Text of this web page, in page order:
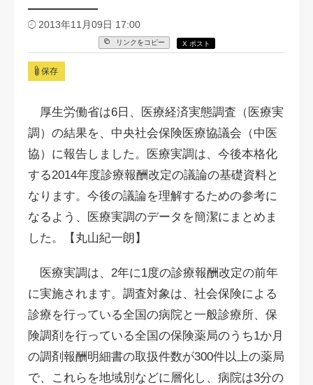
2013年11月09日 17:00
リンクをコピー X ポスト
保存
厚生労働省は6日、医療経済実態調査（医療実
調）の結果を、中央社会保険医療協議会（中医
協）に報告しました。医療実調は、今後本格化
する2014年度診療報酬改定の議論の基礎資料と
なります。今後の議論を理解するための参考に
なるよう、医療実調のデータを簡潔にまとめま
した。【丸山紀一朗】
医療実調は、2年に1度の診療報酬改定の前年
に実施されます。調査対象は、社会保険による
診療を行っている全国の病院と一般診療所、保
険調剤を行っている全国の保険薬局のうち1か月
の調剤報酬明細書の取扱件数が300件以上の薬局
で、これらを地域別などに層化し、病院は3分の